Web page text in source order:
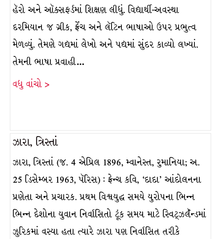
હૅરો અને ઑક્સફર્ડમાં શિક્ષણ લીધું. વિદ્યાર્થી-અવસ્થા
દરમિયાન જ ગ્રીક, ફ્રેંચ અને લૅટિન ભાષાઓ ઉપર પ્રભુત્વ
મેળવ્યું. તેમણે ગદ્યમાં લેખો અને પદ્યમાં સુંદર કાવ્યો લખ્યાં.
તેમની ભાષા પ્રવાહી…
વધુ વાંચો >
ઝારા, ત્રિસ્તાં
ઝારા, ત્રિસ્તાં (જ. 4 એપ્રિલ 1896, મ્વાનેસ્ત, રુમાનિયા; અ.
25 ડિસેમ્બર 1963, પૅરિસ) : ફ્રેન્ચ કવિ, ‘દાદા’ આંદોલનના
પ્રણેતા અને પ્રચારક. પ્રથમ વિશ્વયુદ્ધ સમયે યુરોપના ભિન્ન
ભિન્ન દેશોના યુવાન નિર્વાસિતો ટૂંક સમય માટે સ્વિટ્ઝર્લૅન્ડમાં
ઝુરિકમાં વસ્યા હતા ત્યારે ઝારા પણ નિર્વાસિત તરીકે